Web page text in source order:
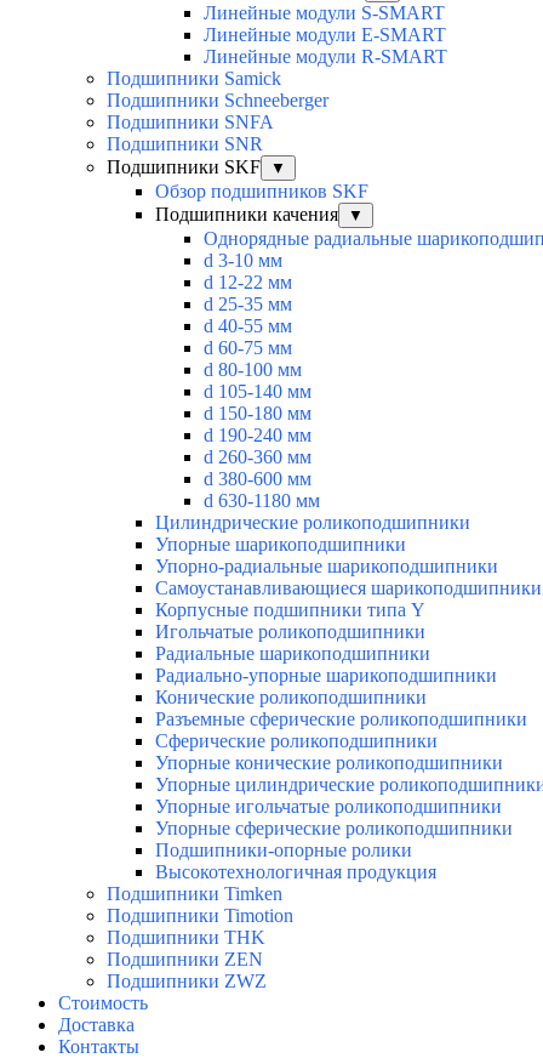
Линейные модули S-SMART
Линейные модули E-SMART
Линейные модули R-SMART
Подшипники Samick
Подшипники Schneeberger
Подшипники SNFA
Подшипники SNR
Подшипники SKF
▼
Обзор подшипников SKF
Подшипники качения
▼
Однорядные радиальные
d 3-10 мм
d 12-22 мм
d 25-35 мм
d 40-55 мм
d 60-75 мм
d 80-100 мм
d 105-140 мм
d 150-180 мм
d 190-240 мм
d 260-360 мм
d 380-600 мм
d 630-1180 мм
Цилиндрические роликоподшипники
Упорные шарикоподшипники
Упорно-радиальные шарикоподшипники
Самоустанавливающиеся шарикоподшипники
Корпусные подшипники типа Y
Игольчатые роликоподшипники
Радиальные шарикоподшипники
Радиально-упорные шарикоподшипники
Конические роликоподшипники
Разъемные сферические роликоподшипники
Сферические роликоподшипники
Упорные конические роликоподшипники
Упорные цилиндрические
Упорные игольчатые роликоподшипники
Упорные сферические роликоподшипники
Подшипники-опорные ролики
Высокотехнологичная продукция
Подшипники Timken
Подшипники Timotion
Подшипники THK
Подшипники ZEN
Подшипники ZWZ
Стоимость
Доставка
Контакты